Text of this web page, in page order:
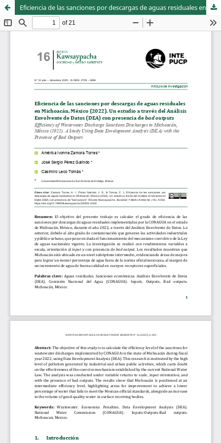
Eficiencia de las sanciones por descargas de aguas residuales en Michoacán, México (2022). Un estudio a través del Análisis Envolvente de Datos (DEA) con presencia de "bad outputs"